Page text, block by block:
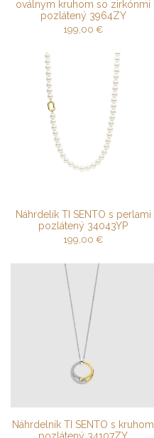
oválnym kruhom so zirkónmi
pozlátený 3964ZY
199,00 €
Náhrdelík TI SENTO s perlami
pozlátený 34043YP
199,00 €
Náhrdelník TI SENTO s kruhom